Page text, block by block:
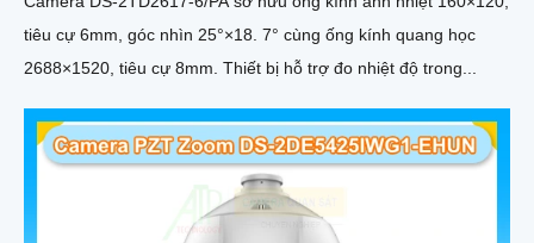
tiêu cự 6mm, góc nhìn 25°×18. 7° cùng ống kính quang học
2688×1520, tiêu cự 8mm. Thiết bị hỗ trợ đo nhiệt độ trong...